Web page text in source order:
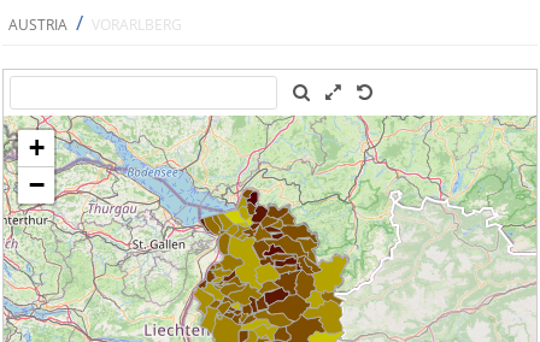
AUSTRIA / VORARLBERG